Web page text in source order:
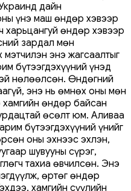
дайн
үнэ маш өндөр хэвээр
харьцангуй өндөр хэвээр
зардал мөн
мэтчилэн энэ жагсаалтыг
бүтээгдэхүүний үнэд
нөлөөлсөн. Өндөгний
энэ нь өмнөх оны мөн
өндөр байсан
өсөлт юм. Аливаа
бүтээгдэхүүний үнийг
оны эхнээс эхлэн,
шувууны сүрэг,
тахиа өвчилсөн. Энэ
өртөг өндөр
хамгийн сүүлийн